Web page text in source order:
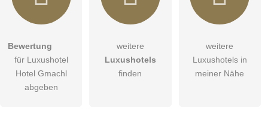
Hiermit akzeptiere ich dieAGB
DieDatenschutzerklärung habe ich zur Kenntnis genommen.
Bewertung
für Luxushotel
Hotel Gmachl
abgeben
weitere
Luxushotels
finden
weitere
Luxushotels in
meiner Nähe